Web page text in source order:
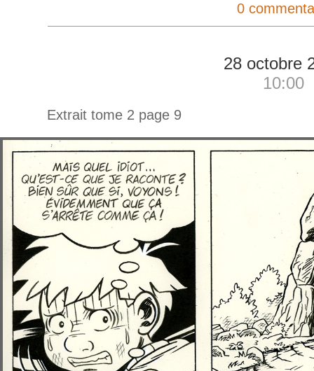
0
28 octobre
10:00
Extrait tome 2 page 9